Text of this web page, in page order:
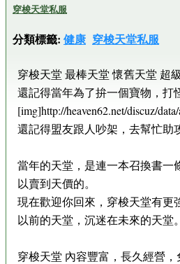
穿梭天堂私服
分類標籤: 健康 穿梭天堂私服
穿梭天堂 最棒天堂 懷舊天堂 超
還記得當年為了拚一個寶物，打
[img]http://heaven62.net/discuz/
還記得盟友跟人吵架，去幫忙助
當年的天堂，是連一本召換書一
以賣到天價的。
現在歡迎你回來，穿梭天堂有更
以前的天堂，沉迷在未來的天堂。
穿梭天堂 內容豐富，長久經營，